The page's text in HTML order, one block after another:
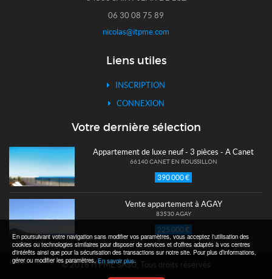
06 30 08 75 89
nicolas@itpme.com
Liens utiles
INSCRIPTION
CONNEXION
Votre dernière sélection
Appartement de luxe neuf - 3 pièces - A Canet
66140 CANET EN ROUSSILLON
390 000 €
Vente appartement à AGAY
83530 AGAY
225 000 €
© 2016 ITPME SASU, Tous droits réservés
En poursuivant votre navigation sans modifier vos paramètres, vous acceptez l'utilisation des
cookies ou technologies similaires pour disposer de services et d'offres adaptés à vos centres
d'intérêts ainsi que pour la sécurisation des transactions sur notre site. Pour plus d’informations,
gérer ou modifier les paramètres,En savoir plus.